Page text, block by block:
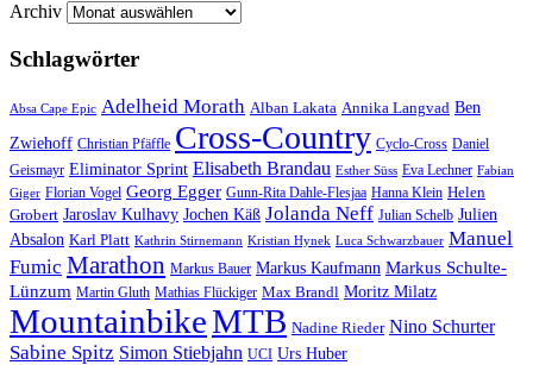
Archiv
Schlagwörter
Absa Cape Epic Adelheid Morath Alban Lakata Annika Langvad Ben
Zwiehoff Christian Pfäffle Cross-Country Cyclo-Cross Daniel
Geismayr Eliminator Sprint Elisabeth Brandau Esther Süss Eva Lechner Fabian
Giger Florian Vogel Georg Egger Gunn-Rita Dahle-Flesjaa Hanna Klein Helen
Grobert Jaroslav Kulhavy Jochen Käß Jolanda Neff Julian Schelb Julien
Absalon Karl Platt Kathrin Stirnemann Kristian Hynek Luca Schwarzbauer Manuel
Fumic Marathon Markus Bauer Markus Kaufmann Markus Schulte-
Lünzum Martin Gluth Mathias Flückiger Max Brandl Moritz Milatz
MountainbikeMTB Nadine Rieder Nino Schurter
Sabine Spitz Simon Stiebjahn UCI Urs Huber